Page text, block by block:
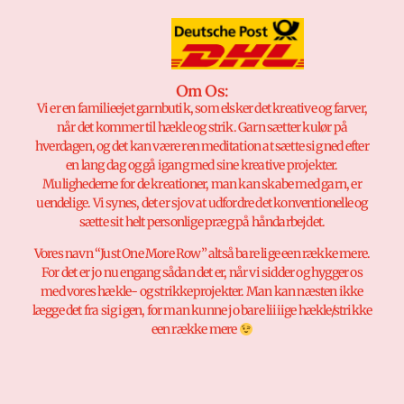
Om Os:
Vi er en familieejet garnbutik, som elsker det kreative og farver,
når det kommer til hækle og strik. Garn sætter kulør på
hverdagen, og det kan være ren meditation at sætte sig ned efter
en lang dag og gå igang med sine kreative projekter.
Mulighederne for de kreationer, man kan skabe med garn, er
uendelige. Vi synes, det er sjov at udfordre det konventionelle og
sætte sit helt personlige præg på håndarbejdet.
Vores navn “Just One More Row” altså bare lige een række mere.
For det er jo nu engang sådan det er, når vi sidder og hygger os
med vores hækle- og strikkeprojekter. Man kan næsten ikke
lægge det fra sig igen, for man kunne jo bare liiiige hækle/strikke
een række mere